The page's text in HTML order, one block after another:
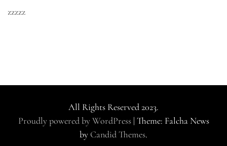
zzzzz
All Rights Reserved 2023.
Proudly powered by WordPress | Theme: Falcha News
by Candid Themes.